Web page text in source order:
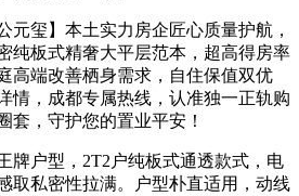
玺】本土实力房企匠心质量护航，
纯板式精奢大平层范本，超高得房率
高端改善栖身需求，自住保值双优
情，成都专属热线，认准独一正轨购
套，守护您的置业平安！
户型，2T2户纯板式通透款式，电
取私密性拉满。户型朴直适用，动线